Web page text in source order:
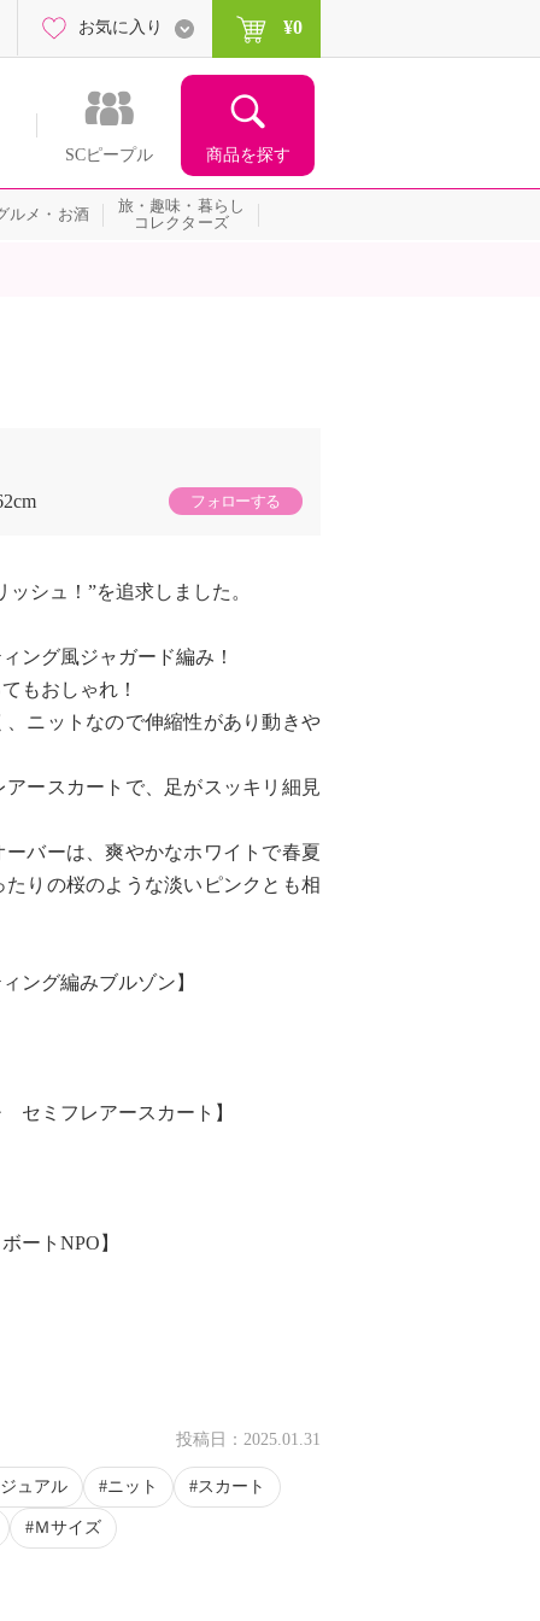
SCピープル 商品を探す
お気に入り ¥0
ルメ・お酒
旅・趣味・暮らし
コレクターズ
フォローする
シュ！”を追求しました。
ング風ジャガード編み！
もおしゃれ！
ニットなので伸縮性があり動きや
ースカートで、足がスッキリ細見
バーは、爽やかなホワイトで春夏
りの桜のような淡いピンクとも相
ング編みブルゾン】
セミフレアースカート】
ートNPO】
投稿日： 2025.01.31
ュアル ニット スカート
Ｍサイズ